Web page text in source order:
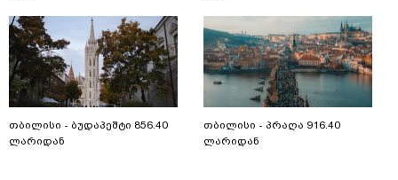
თბილისი - ბუდაპეშტი 856.40
ლარიდან
თბილისი - პრაღა 916.40
ლარიდან